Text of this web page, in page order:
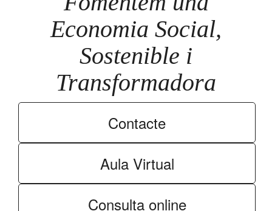
Economia Social,
Sostenible i
Transformadora
Contacte
Aula Virtual
Consulta online